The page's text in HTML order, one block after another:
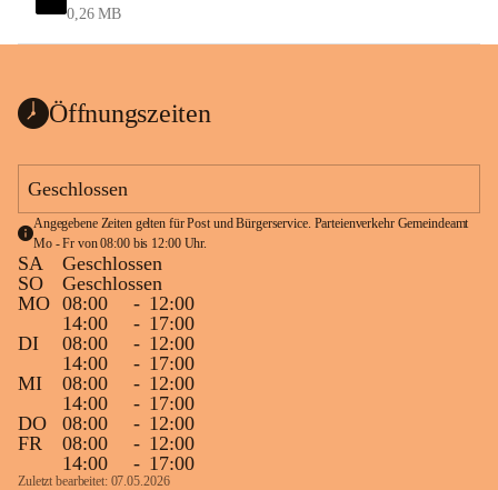
0,26 MB
Öffnungszeiten
Geschlossen
Angegebene Zeiten gelten für Post und Bürgerservice. Parteienverkehr Gemeindeamt
Mo - Fr von 08:00 bis 12:00 Uhr.
SA
Geschlossen
SO
Geschlossen
MO 08:00 - 12:00
14:00
- 17:00
DI
08:00 - 12:00
14:00
- 17:00
MI
08:00 - 12:00
14:00
- 17:00
DO
08:00 - 12:00
FR
08:00 - 12:00
14:00
- 17:00
Zuletzt bearbeitet: 07.05.2026